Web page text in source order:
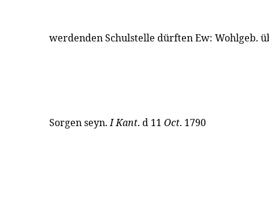
werdenden Schulstelle dürften Ew: Wohlgeb.
Sorgen seyn.I Kant. d 11 Oct. 1790